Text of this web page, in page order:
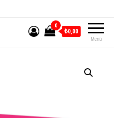
Menü
0
₺0,00